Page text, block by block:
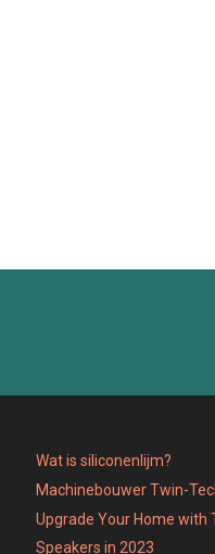
Wat is siliconenlijm?
Machinebouwer Twin-
Upgrade Your Home with
Speakers in 2023